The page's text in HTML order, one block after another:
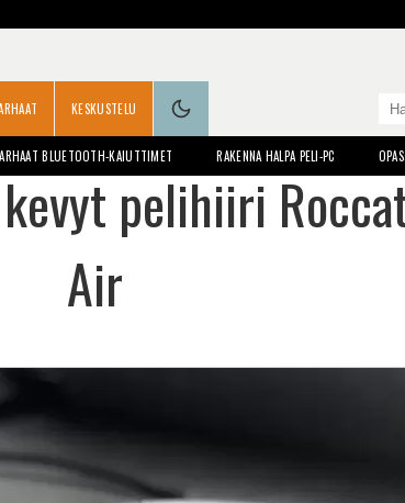
KESKUSTELU
BLUETOOTH-KAIUTTIMET RAKENNA HALPA PELI-PC
pelihiiri
Air